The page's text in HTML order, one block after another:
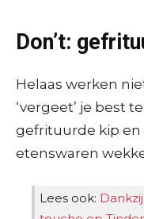
Don’t:
Helaas werken
‘vergeet’ je best
gefrituurde kip en
etenswaren
Lees ook: